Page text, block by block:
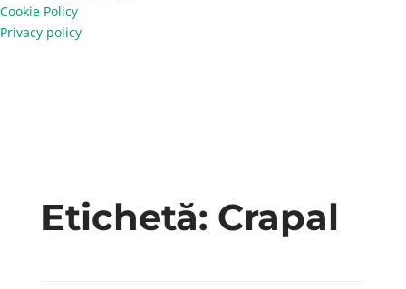
Cookie Policy
Privacy policy
Etichetă: Crapal